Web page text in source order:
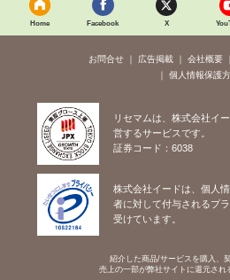
Home Facebook X
お問合せ 広告掲載 会社概要
個人情報保護
リセマムは、株式会社イ
営するサービスです。
証券コード：6038
株式会社イードは、個人
者に対して付与されるプ
受けています。
紹介した商品/サービスを購入、
売上の一部が弊社サイトに還元され